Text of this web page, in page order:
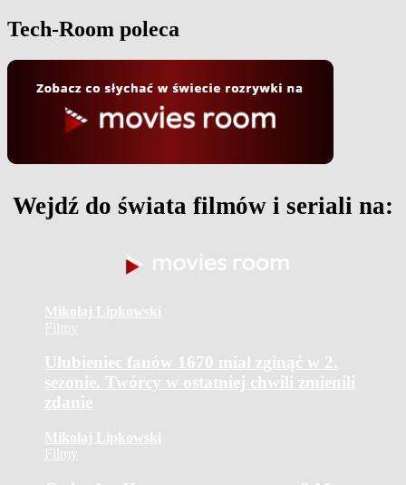
Tech-Room poleca
Wejdź do świata filmów i seriali na:
Mikołaj Lipkowski
Filmy
Ulubieniec fanów 1670 miał zginąć w 2.
sezonie. Twórcy w ostatniej chwili zmienili
zdanie
Mikołaj Lipkowski
Filmy